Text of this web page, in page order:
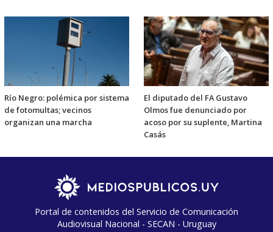
Río Negro: polémica por sistema
de fotomultas; vecinos
organizan una marcha
El diputado del FA Gustavo
Olmos fue denunciado por
acoso por su suplente, Martina
Casás
Portal de contenidos del Servicio de Comunicación
Audiovisual Nacional - SECAN - Uruguay